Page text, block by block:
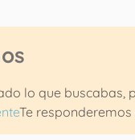
lo que buscabas,
Te